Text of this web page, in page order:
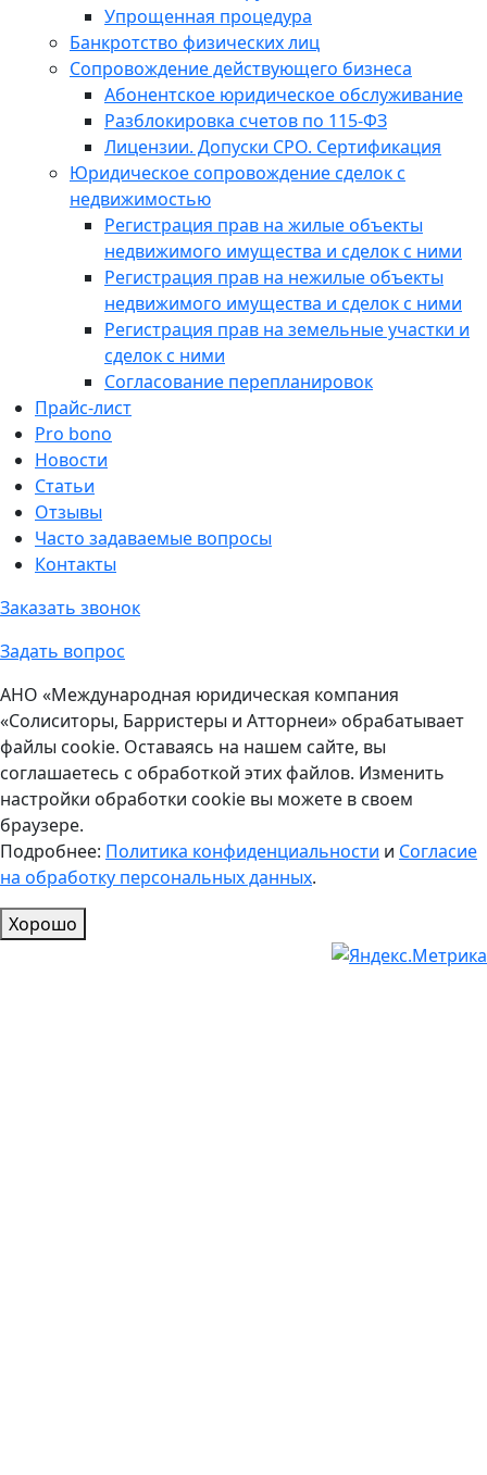
Упрощенная процедура
Банкротство физических лиц
Сопровождение действующего бизнеса
Абонентское юридическое обслуживание
Разблокировка счетов по 115-ФЗ
Лицензии. Допуски СРО. Сертификация
Юридическое сопровождение сделок с
недвижимостью
Регистрация прав на жилые объекты
недвижимого имущества и сделок с ними
Регистрация прав на нежилые объекты
недвижимого имущества и сделок с ними
Регистрация прав на земельные участки и
сделок с ними
Согласование перепланировок
Прайс-лист
Pro bono
Новости
Статьи
Отзывы
Часто задаваемые вопросы
Контакты
Заказать звонок
Задать вопрос
АНО «Международная юридическая компания
«Солиситоры, Барристеры и Атторнеи» обрабатывает
файлы cookie. Оставаясь на нашем сайте, вы
соглашаетесь с обработкой этих файлов. Изменить
настройки обработки cookie вы можете в своем
браузере.
Подробнее: Политика конфиденциальности и Согласие
на обработку персональных данных.
Хорошо